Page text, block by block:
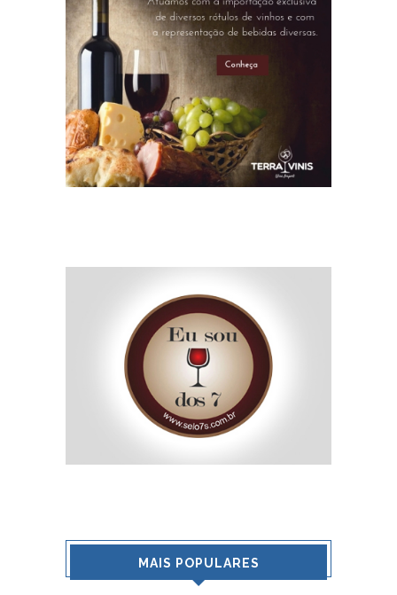
MAIS POPULARES